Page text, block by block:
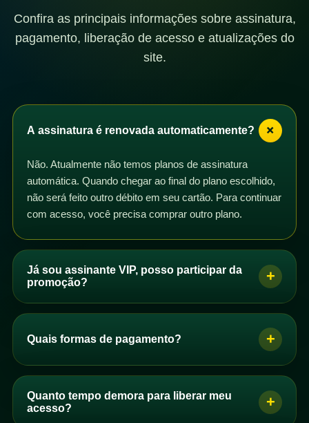
Confira as principais informações sobre assinatura,
pagamento, liberação de acesso e atualizações do
site.
A assinatura é renovada automaticamente? +
Não. Atualmente não temos planos de assinatura
automática. Quando chegar ao final do plano escolhido,
não será feito outro débito em seu cartão. Para continuar
com acesso, você precisa comprar outro plano.
Já sou assinante VIP, posso participar da
promoção?
+
Sim. Se você é assinante VIP com plano mensal,
promoção. Basta comprar um dos planos de acesso e
plano após a confirmação do pagamento.
Você pode comprar quantos planos quiser. Se perceber
Quais formas de pagamento? +
Se você é brasileiro, pode pagar por PIX, boleto ou
cartão de crédito. Se você não é brasileiro, pode
comprar com cartão de crédito.
Quanto tempo demora para liberar meu
acesso?
+